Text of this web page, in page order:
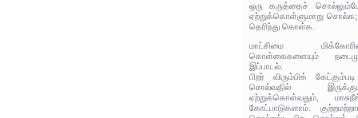
ஒரு கருத்தைச்
ஏற்றுக்கொள்ளுமாறு சொல்க;
தெரிந்து கொள்க.
மாட்சிமை
கொள்கைகளையும்
இப்பாடல்.
பிறர் விரும்பிக்
சொல்வதில்
ஏற்றுக்கொள்வதும்,
கோட்பாடுகளாம்.